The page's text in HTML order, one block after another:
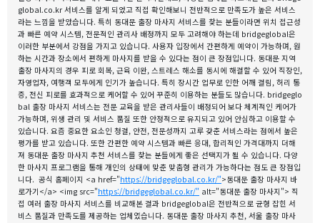
global.co.kr 서비스를 알게 되었고 직접 확인해보니 전반적으로 만족도가 높은 서비스
라는 느낌을 받았습니다. 특히 동대문 출장 마사지 서비스를 찾는 분들이라면 위치 접근성
과 빠른 예약 시스템, 전문적인 관리사 배정까지 모두 고려해야 하는데 bridgeglobal은
이러한 부분에서 강점을 가지고 있습니다. 사용자 입장에서 간편하게 예약이 가능하며, 원
하는 시간과 장소에서 편하게 마사지를 받을 수 있다는 점이 큰 장점입니다. 동대문 지역
출장 마사지의 경우 피로 회복, 근육 이완, 스트레스 해소를 동시에 해결할 수 있어 직장인,
자영업자, 여행객 모두에게 인기가 높습니다. 특히 장시간 업무로 인한 어깨 결림, 허리 통
증, 전신 피로를 효과적으로 케어할 수 있어 꾸준히 이용하는 분들도 많습니다. bridgeglo
bal 출장 마사지 서비스는 전문 교육을 받은 관리사들이 배정되어 보다 체계적인 케어가
가능하며, 위생 관리 및 서비스 품질 또한 안정적으로 유지되고 있어 안심하고 이용할 수
있습니다. 요즘 중요한 요소인 청결, 안전, 전문성까지 고루 갖춘 서비스라는 점에서 높은
평가를 받고 있습니다. 또한 간편한 예약 시스템과 빠른 응대, 합리적인 가격대까지 더해
져 동대문 출장 마사지 추천 서비스를 찾는 분들에게 좋은 선택지가 될 수 있습니다. 다양
한 마사지 프로그램을 통해 개인의 상태에 맞춘 맞춤형 관리가 가능하다는 점도 큰 장점입
니다. 공식 홈페이지 <a href="https://bridgeglobal.co.kr/">동대문 출장 마사지 바
로가기</a> <img src="https://bridgeglobal.co.kr/" alt="동대문 출장 마사지"> 직
접 여러 출장 마사지 서비스를 비교해본 결과 bridgeglobal은 전반적으로 균형 잡힌 서
비스 품질과 만족도를 제공하는 업체였습니다. 동대문 출장 마사지 추천, 서울 출장 마사